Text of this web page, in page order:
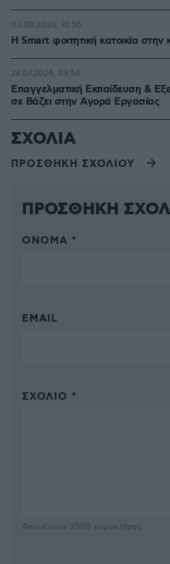
Η Smart φοιτητική κατοικία
03.08.2026, 10:56
Επαγγελματική Εκπαίδευση &
σε Bάζει στην Aγορά Eργασίας
26.07.2026, 09:54
ΣΧΟΛΙΑ
ΠΡΟΣΘΗΚΗ ΣΧΟΛΙΟΥ
ΠΡΟΣΘΗΚΗ
ΌΝΟΜΑ *
EMAIL
ΣΧΌΛΙΟ *
Απομένουν 2500 χαρακτήρες